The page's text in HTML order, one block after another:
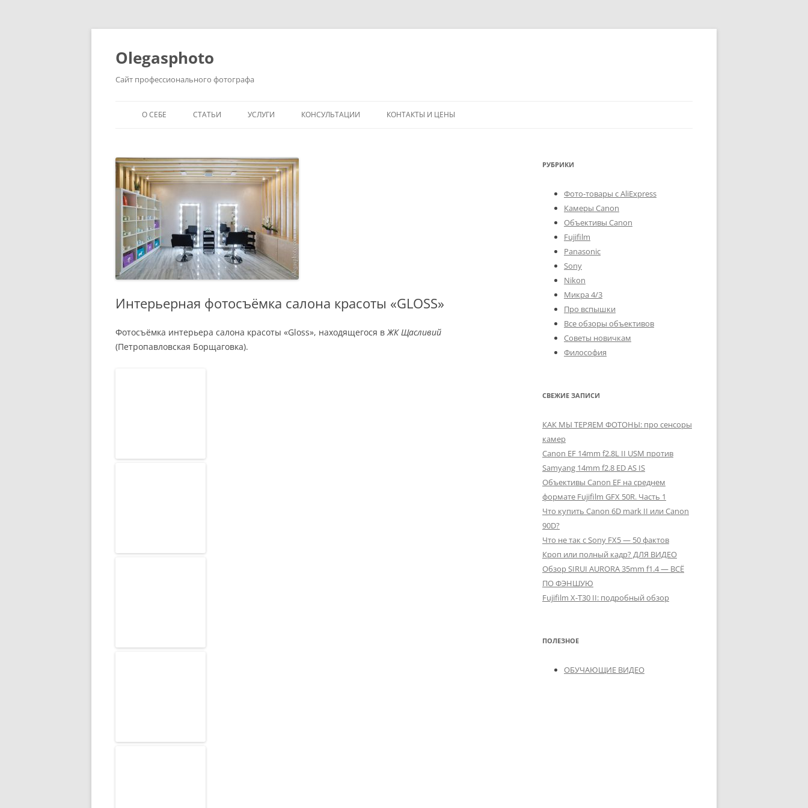
Olegasphoto
Сайт профессионального фотографа
к
содержимому
О СЕБЕ СТАТЬИ УСЛУГИ КОНСУЛЬТАЦИИ КОНТАКТЫ И ЦЕНЫ
Интерьерная фотосъёмка салона красоты «GLOSS»
Фотосъёмка интерьера салона красоты «Gloss», находящегося вЖК Щасливий
(Петропавловская Борщаговка).
РУБРИКИ
Фото-товары с AliExpress
Камеры Canon
Объективы Canon
Fujifilm
Panasonic
Sony
Nikon
Микра 4/3
Про вспышки
Все обзоры объективов
Советы новичкам
Философия
СВЕЖИЕ ЗАПИСИ
КАК МЫ ТЕРЯЕМ ФОТОНЫ: про сенсоры
камер
Canon EF 14mm f2.8L II USM против
Samyang 14mm f2.8 ED AS IS
Объективы Canon EF на среднем
формате Fujifilm GFX 50R. Часть 1
Что купить Canon 6D mark II или Canon
90D?
Что не так с Sony FX5 — 50 фактов
Кроп или полный кадр? ДЛЯ ВИДЕО
Обзор SIRUI AURORA 35mm f1.4 — ВСЁ
ПО ФЭНШУЮ
Fujifilm X-T30 II: подробный обзор
ПОЛЕЗНОЕ
ОБУЧАЮЩИЕ ВИДЕО